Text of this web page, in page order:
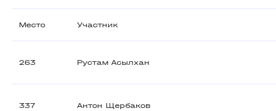
Место Участник
263 Рустам Асылхан
337 Антон Щербаков